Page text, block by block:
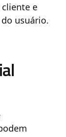
e
usuário.